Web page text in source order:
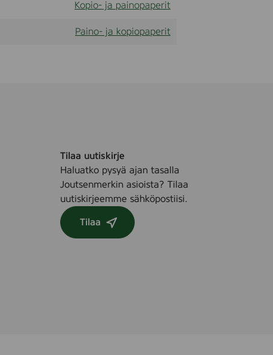
Kopio- ja painopaperit
Paino- ja kopiopaperit
Tilaa uutiskirje
Haluatko pysyä ajan tasalla
Joutsenmerkin asioista? Tilaa
uutiskirjeemme sähköpostiisi.
Tilaa